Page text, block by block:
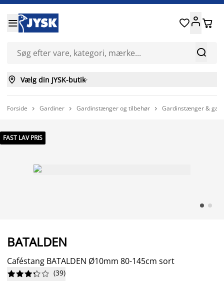


 
 Vælg din JYSK-butik
Forside  Gardiner  Gardinstænger og tilbehør  Gardinstænger &
FAST LAV PRIS
BATALDEN
Caféstang BATALDEN Ø10mm 80-145cm sort





 (39)